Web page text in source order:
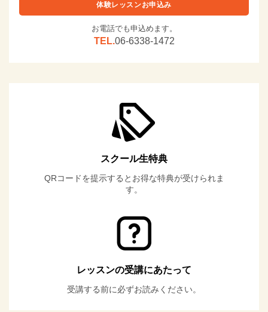
体験レッスンお申込み
お電話でも申込めます。
TEL.06-6338-1472
スクール生特典
QRコードを提示するとお得な特典が受けられま
す。
レッスンの受講にあたって
受講する前に必ずお読みください。